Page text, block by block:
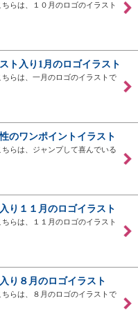
らは、１０月のロゴのイラスト
ト入り1月のロゴイラスト
らは、一月のロゴのイラストで
のワンポイントイラスト
らは、ジャンプして喜んでいる
り１１月のロゴイラスト
らは、１１月のロゴのイラスト
り８月のロゴイラスト
らは、８月のロゴのイラストで